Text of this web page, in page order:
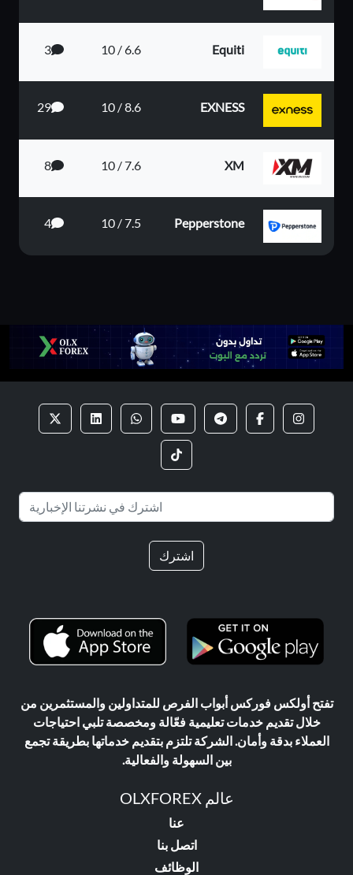
Equiti
6.6 / 10
3
EXNESS
8.6 / 10
29
XM
7.6 / 10
8
Pepperstone
7.5 / 10
4
اشترك
تفتح أولكس فوركس أبواب الفرص للمتداولين والمستثمرين من
خلال تقديم خدمات تعليمية فعّالة ومخصصة تلبي احتياجات
العملاء بدقة وأمان. الشركة تلتزم بتقديم خدماتها بطريقة تجمع
بين السهولة والفعالية.
عالم OLXFOREX
عنا
اتصل بنا
الوظائف